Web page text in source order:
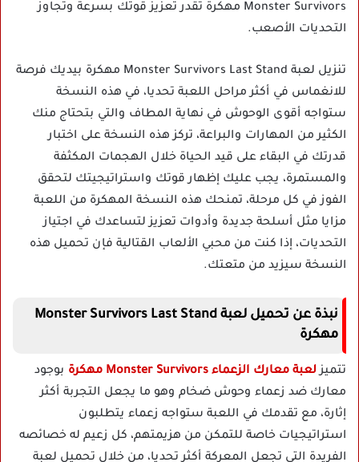
Monster Survivors مهكرة تقدر تعزيز قوتك بسرعة وتجاوز
التحديات الأصعب.
تنزيل لعبة Monster Survivors Last Stand مهكرة بيديك فرصة
للانغماس في أكثر مراحل اللعبة تحديا، في هذه النسخة
ستواجه أقوى الوحوش في نهاية المطاف والتي بتحتاج منك
الكثير من المهارات والبراعة، تركز هذه النسخة على اختبار
قدرتك في البقاء على قيد الحياة خلال الهجمات المكثفة
والمستمرة، يجب عليك إظهار قوتك واستراتيجيتك لتحقق
الفوز في كل مرحلة، تمنحك هذه النسخة المهكرة من اللعبة
مزايا مثل أسلحة جديدة وأدوات تعزيز لتساعدك في اجتياز
التحديات، إذا كنت من محبي الألعاب القتالية فإن تحميل هذه
النسخة سيزيد من متعتك.
نبذة عن تحميل لعبة Monster Survivors Last Stand
مهكرة
تتميزلعبة معارك الزعماء Monster Survivors مهكرة
بوجود
معارك ضد زعماء وحوش ضخام وهو ما يجعل التجربة أكثر
إثارة، مع تقدمك في اللعبة ستواجه زعماء يتطلبون
استراتيجيات خاصة للتمكن من هزيمتهم، كل زعيم له خصائصه
الفريدة التي تجعل المعركة أكثر تحديا، من خلال تحميل لعبة